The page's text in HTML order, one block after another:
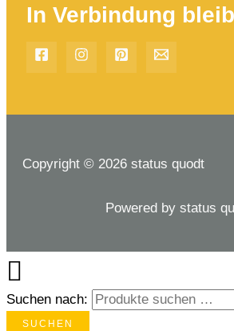
In Verbindung
Copyright © 2026 status quodt
Powered by status
Suchen nach:
SUCHEN